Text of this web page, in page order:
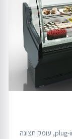
מעדנייה מיוחדת למוצרי קונדיטוריה עם יכולת חיבור plug-in, עומק תצוגה